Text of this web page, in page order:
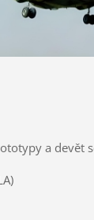
a devět